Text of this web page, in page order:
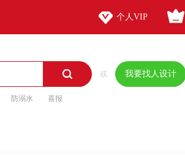
 个人VIP 
 或 我要找人设计
防溺水 喜报